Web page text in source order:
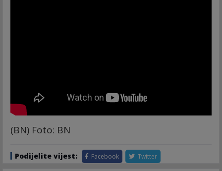
(BN) Foto: BN
Podijelite vijest: Facebook Twitter